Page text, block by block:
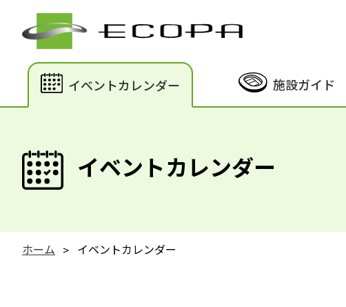
イベントカレンダー 施設ガイド
イベントカレンダー
ホーム イベントカレンダー